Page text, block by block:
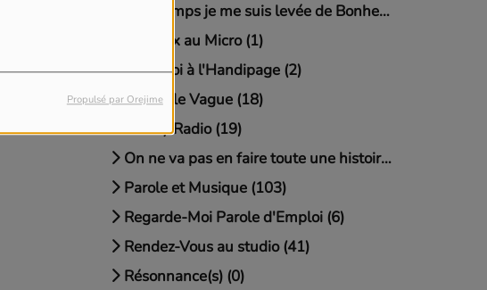
Propulsé par Orejime
Longtemps je me suis levée de Bonheur (3)
Malraux au Micro (1)
Mets-Toi à l'Handipage (2)
Nouvelle Vague (18)
On My Radio (19)
On ne va pas en faire toute une histoire (11)
Parole et Musique (103)
Regarde-Moi Parole d'Emploi (6)
Rendez-Vous au studio (41)
Résonnance(s) (0)